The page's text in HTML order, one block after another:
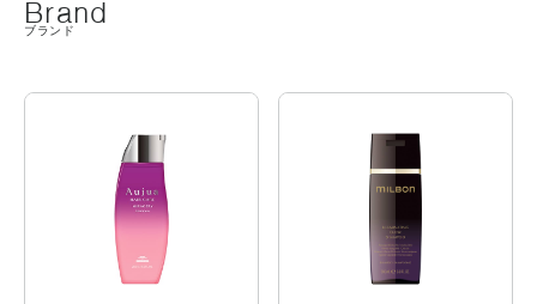
Brand
ブランド